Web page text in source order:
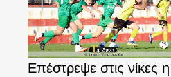
Επέστρεψε στις νίκες η